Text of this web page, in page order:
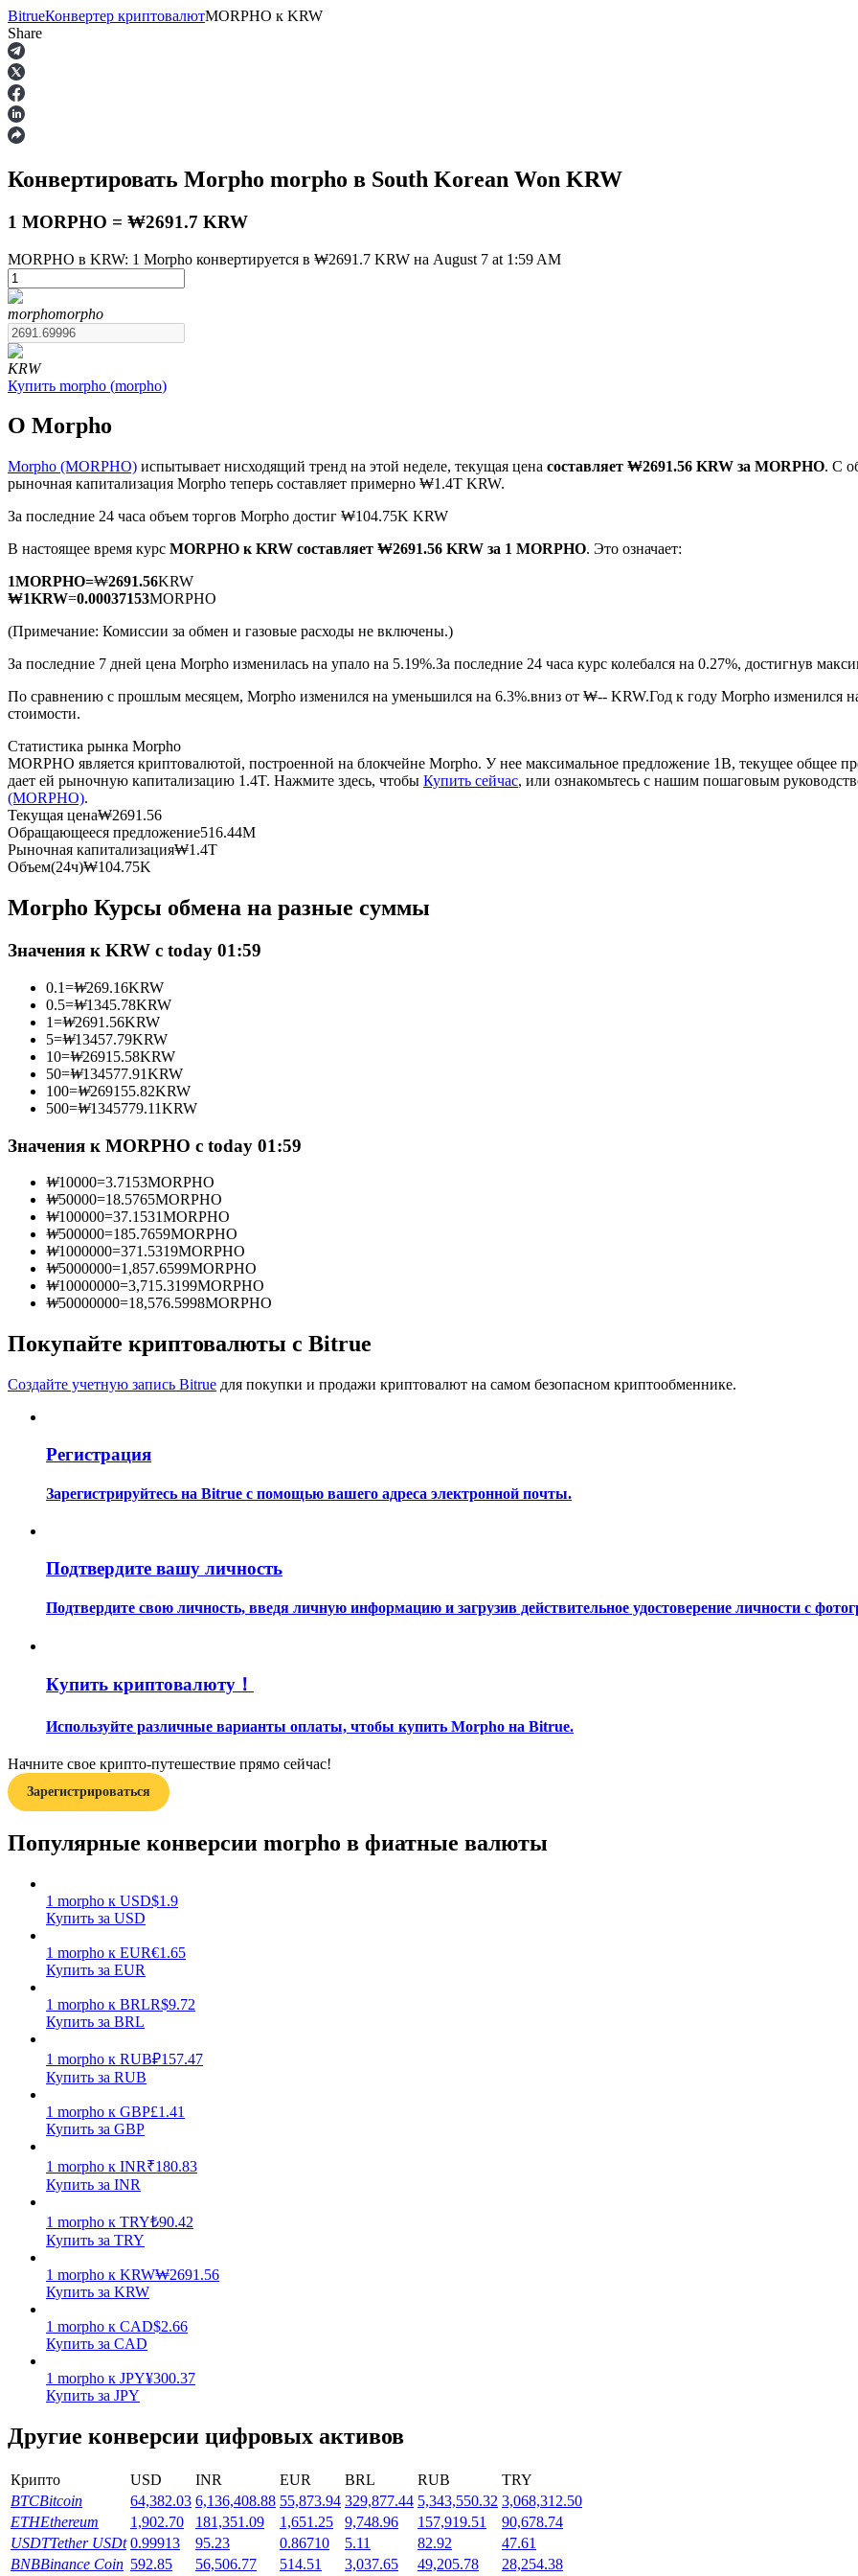
Фьючерсы
USDT-фьючерсы
Фьючерсы с использованием USDT в качестве обеспечения
Фьючерсы на COIN-M
Криптовалютные фьючерсы
USDC фьючерсы
Фьючерсы с использованием USDC в качестве обеспечения
Копирование торговли
Присоединяйтесь к лучшим трейдерам
Станьте копи-трейдером
Наслаждайтесь распределением прибыли и комиссиями за копи-трейдинг
Анализ больших данных, включая торговую информацию и т. д.
Гид
Руководство для начинающих по фьючерсам
Узнайте, как оставаться прибыльным
Заработок
Силовая свинья
BitrueКонвертер криптовалютMORPHO к KRW
Share
Конвертировать Morpho morpho в South Korean Won KRW
1 MORPHO = ₩2691.7 KRW
MORPHO в KRW: 1 Morpho конвертируется в ₩2691.7 KRW на August 7 at 1:59 AM
morphomorpho
KRW
Купить morpho (morpho)
О Morpho
Morpho (MORPHO) испытывает нисходящий тренд на этой неделе, текущая цена составляет ₩2691.56 KRW за MORPHO. С
рыночная капитализация Morpho теперь составляет примерно ₩1.4T KRW.
За последние 24 часа объем торгов Morpho достиг ₩104.75K KRW
В настоящее время курс MORPHO к KRW составляет ₩2691.56 KRW за 1 MORPHO. Это означает:
1MORPHO=₩2691.56KRW
₩1KRW=0.00037153MORPHO
(Примечание: Комиссии за обмен и газовые расходы не включены.)
За последние 7 дней цена Morpho изменилась на упало на 5.19%.За последние 24 часа курс колебался на 0.27%, достигнув
По сравнению с прошлым месяцем, Morpho изменился на уменьшился на 6.3%.вниз от ₩-- KRW.Год к году Morpho изменился
стоимости.
Статистика рынка Morpho
MORPHO является криптовалютой, построенной на блокчейне Morpho. У нее максимальное предложение 1B, текущее общее
дает ей рыночную капитализацию 1.4T. Нажмите здесь, чтобы Купить сейчас, или ознакомьтесь с нашим пошаговым
(MORPHO).
Текущая цена₩2691.56
Обращающееся предложение516.44M
Рыночная капитализация₩1.4T
Объем(24ч)₩104.75K
Morpho Курсы обмена на разные суммы
Значения к KRW с today 01:59
0.1=₩269.16KRW
0.5=₩1345.78KRW
1=₩2691.56KRW
5=₩13457.79KRW
10=₩26915.58KRW
50=₩134577.91KRW
100=₩269155.82KRW
500=₩1345779.11KRW
Значения к MORPHO с today 01:59
₩10000=3.7153MORPHO
₩50000=18.5765MORPHO
₩100000=37.1531MORPHO
₩500000=185.7659MORPHO
₩1000000=371.5319MORPHO
₩5000000=1,857.6599MORPHO
₩10000000=3,715.3199MORPHO
₩50000000=18,576.5998MORPHO
Покупайте криптовалюты с Bitrue
Создайте учетную запись Bitrue для покупки и продажи криптовалют на самом безопасном криптообменнике.
Регистрация
Зарегистрируйтесь на Bitrue с помощью вашего адреса электронной почты.
Подтвердите вашу личность
Подтвердите свою личность, введя личную информацию и загрузив действительное удостоверение личности с
Купить криптовалюту！
Используйте различные варианты оплаты, чтобы купить Morpho на Bitrue.
Начните свое крипто-путешествие прямо сейчас!
Зарегистрироваться
Популярные конверсии morpho в фиатные валюты
1 morpho к USD$1.9
Купить за USD
1 morpho к EUR€1.65
Купить за EUR
1 morpho к BRLR$9.72
Купить за BRL
1 morpho к RUB₽157.47
Купить за RUB
1 morpho к GBP£1.41
Купить за GBP
1 morpho к INR₹180.83
Купить за INR
1 morpho к TRY₺90.42
Купить за TRY
1 morpho к KRW₩2691.56
Купить за KRW
1 morpho к CAD$2.66
Купить за CAD
1 morpho к JPY¥300.37
Купить за JPY
Другие конверсии цифровых активов
Крипто USD INR EUR BRL RUB
TRY
BTCBitcoin 64,382.03 6,136,408.88 55,873.94 329,877.44 5,343,550.32 3,068,312.50
ETHEthereum 1,902.70 181,351.09 1,651.25 9,748.96 157,919.51
90,678.74
USDTTether USDt 0.99913 95.23 0.86710 5.11 82.92
47.61
BNBBinance Coin 592.85 56,506.77 514.51 3,037.65 49,205.78
28,254.38